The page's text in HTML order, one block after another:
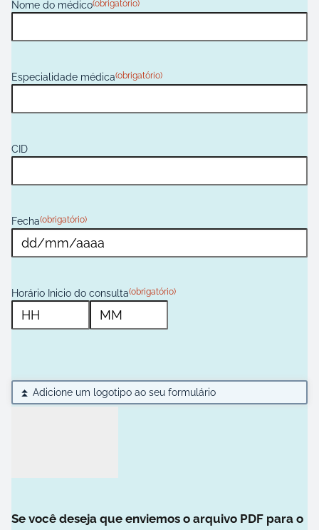
Nome do médico(obrigatório)
Especialidade médica(obrigatório)
CID
Fecha(obrigatório)
D
a
r
a
a
r
Y
Horário Inicio do consulta(obrigatório)
o
⏫ Adicione um logotipo ao seu formulário
Se você deseja que enviemos o arquivo PDF para o